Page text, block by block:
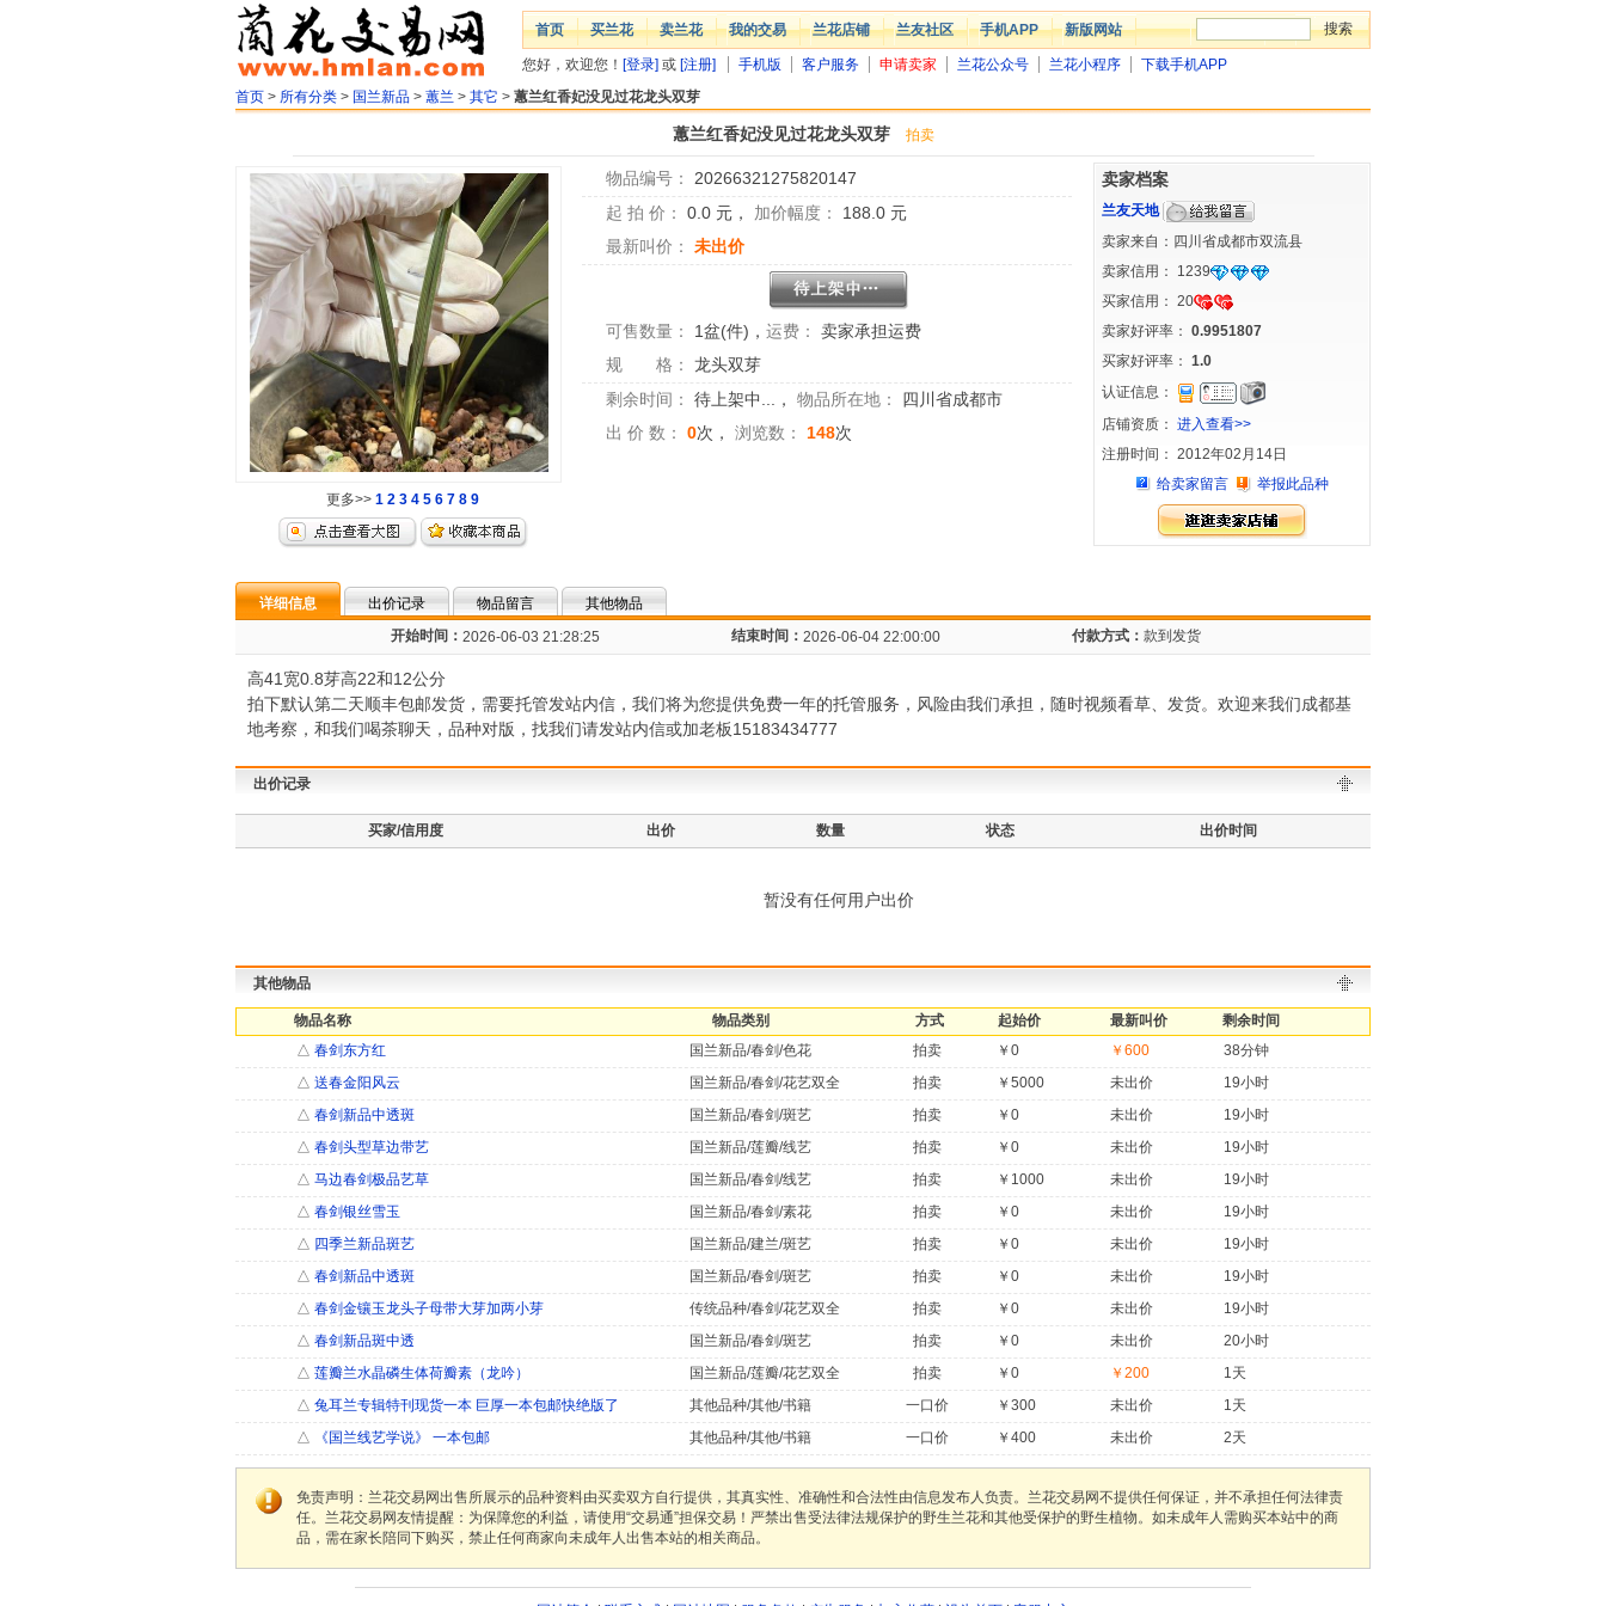
首页 买兰花 卖兰花 我的交易 兰花店铺 兰友社区 手机APP 新版网站
您好，欢迎您！ [登录] 或 [注册] 手机版 客户服务 申请卖家 兰花公众号 兰花小程序
下载手机APP
首页 > 所有分类 > 国兰新品 > 蕙兰 > 其它 > 蕙兰红香妃没见过花龙头双芽
蕙兰红香妃没见过花龙头双芽 拍卖
更多>> 1 2 3 4 5 6 7 8 9
物品编号：
20266321275820147
起 拍 价：
0.0 元， 加价幅度： 188.0 元
最新叫价：
未出价
可售数量： 1盆(件) ， 运费：
卖家承担运费
规 格：
龙头双芽
剩余时间：
待上架中... ， 物品所在地：
四川省成都市
出 价 数：
0次， 浏览数： 148次
卖家档案
兰友天地
卖家来自：四川省成都市双流县
卖家信用： 1239
买家信用： 20
卖家好评率： 0.9951807
买家好评率： 1.0
认证信息：
店铺资质： 进入查看>>
注册时间： 2012年02月14日
给卖家留言
举报此品种
详细信息 出价记录 物品留言
其他物品
开始时间： 2026-06-03 21:28:25 结束时间： 2026-06-04 22:00:00 付款方式： 款到发货
高41宽0.8芽高22和12公分
拍下默认第二天顺丰包邮发货，需要托管发站内信，我们将为您提供免费一年的托管服务，风险由我们承担，随时视频看草、发货。欢迎来我们成都基
地考察，和我们喝茶聊天，品种对版，找我们请发站内信或加老板15183434777
出价记录
买家/信用度 出价 数量 状态 出价时间
暂没有任何用户出价
其他物品
物品名称 物品类别 方式 起始价 最新叫价
剩余时间
△ 春剑东方红 国兰新品/春剑/色花 拍卖 ￥0 ￥600
38分钟
△ 送春金阳风云 国兰新品/春剑/花艺双全 拍卖 ￥5000 未出价
19小时
△ 春剑新品中透斑 国兰新品/春剑/斑艺 拍卖 ￥0 未出价
19小时
△ 春剑头型草边带艺 国兰新品/莲瓣/线艺 拍卖 ￥0 未出价
19小时
△ 马边春剑极品艺草 国兰新品/春剑/线艺 拍卖 ￥1000 未出价
19小时
△ 春剑银丝雪玉 国兰新品/春剑/素花 拍卖 ￥0 未出价
19小时
△ 四季兰新品斑艺 国兰新品/建兰/斑艺 拍卖 ￥0 未出价
19小时
△ 春剑新品中透斑 国兰新品/春剑/斑艺 拍卖 ￥0 未出价
19小时
△ 春剑金镶玉龙头子母带大芽加两小芽 传统品种/春剑/花艺双全 拍卖 ￥0 未出价
19小时
△ 春剑新品斑中透 国兰新品/春剑/斑艺 拍卖 ￥0 未出价
20小时
△ 莲瓣兰水晶磷生体荷瓣素（龙吟） 国兰新品/莲瓣/花艺双全 拍卖 ￥0 ￥200
1天
△ 兔耳兰专辑特刊现货一本 巨厚一本包邮快绝版了 其他品种/其他/书籍 一口价 ￥300 未出价
1天
△ 《国兰线艺学说》 一本包邮 其他品种/其他/书籍 一口价 ￥400 未出价 2天
免责声明：兰花交易网出售所展示的品种资料由买卖双方自行提供，其真实性、准确性和合法性由信息发布人负责。兰花交易网不提供任何保证，并不承担任何法律责
任。兰花交易网友情提醒：为保障您的利益，请使用“交易通”担保交易！严禁出售受法律法规保护的野生兰花和其他受保护的野生植物。如未成年人需购买本站中的商
品，需在家长陪同下购买，禁止任何商家向未成年人出售本站的相关商品。